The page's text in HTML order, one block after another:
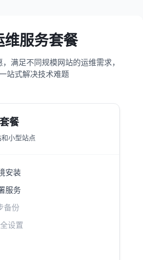
维服务套餐
满足不同规模网站的运维需求，
站式解决技术难题
餐
小型站点
安装
服务
备份
设置